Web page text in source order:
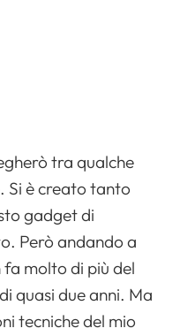
tra qualche
Si è creato tanto
gadget di
Però andando a
molto di più del
quasi due anni. Ma
tecniche del mio